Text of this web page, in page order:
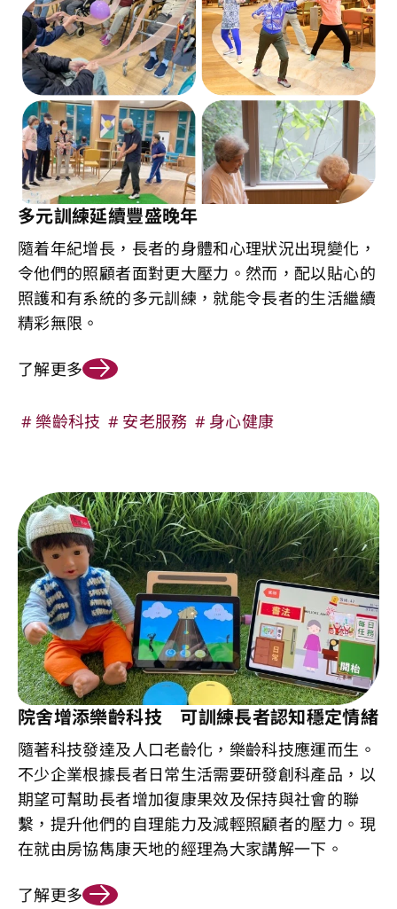
多元訓練延續豐盛晚年
隨着年紀增長，長者的身體和心理狀況出現變化，
令他們的照顧者面對更大壓力。然而，配以貼心的
照護和有系統的多元訓練，就能令長者的生活繼續
精彩無限。
了解更多
樂齡科技 安老服務 身心健康
院舍增添樂齡科技 可訓練長者認知穩定情緒
隨著科技發達及人口老齡化，樂齡科技應運而生。
不少企業根據長者日常生活需要研發創科產品，以
期望可幫助長者增加復康果效及保持與社會的聯
繫，提升他們的自理能力及減輕照顧者的壓力。現
在就由房協雋康天地的經理為大家講解一下。
了解更多